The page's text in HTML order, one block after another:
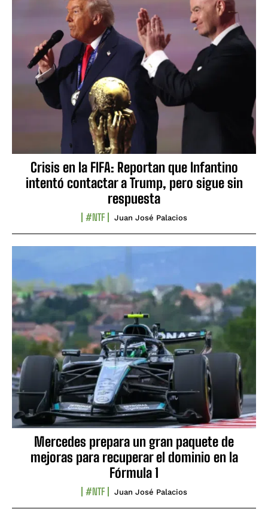
Crisis en la FIFA: Reportan que Infantino
intentó contactar a Trump, pero sigue sin
respuesta
#NTF Juan José Palacios
Mercedes prepara un gran paquete de
mejoras para recuperar el dominio en la
Fórmula 1
#NTF Juan José Palacios